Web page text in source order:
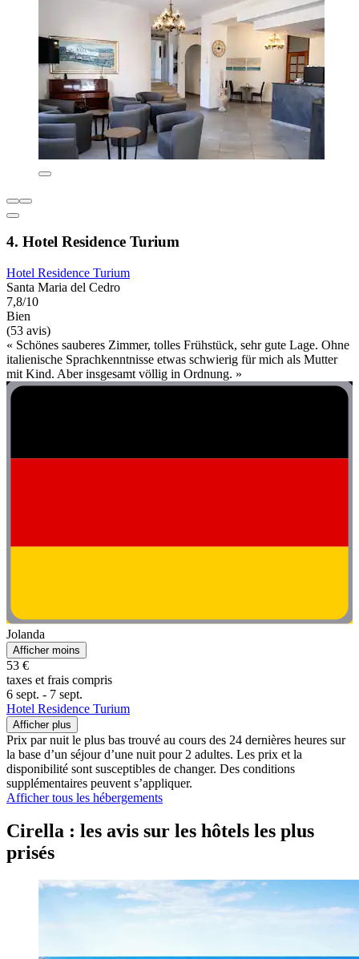
4. Hotel Residence Turium
Hotel Residence Turium
Santa Maria del Cedro
7,8/10
Bien
(53 avis)
« Schönes sauberes Zimmer, tolles Frühstück, sehr gute Lage. Ohne
italienische Sprachkenntnisse etwas schwierig für mich als Mutter
mit Kind. Aber insgesamt völlig in Ordnung. »
Jolanda
Afficher moins
53 €
taxes et frais compris
6 sept. - 7 sept.
Hotel Residence Turium
Afficher plus
Prix par nuit le plus bas trouvé au cours des 24 dernières heures sur
la base d’un séjour d’une nuit pour 2 adultes. Les prix et la
disponibilité sont susceptibles de changer. Des conditions
supplémentaires peuvent s’appliquer.
Afficher tous les hébergements
Cirella : les avis sur les hôtels les plus
prisés